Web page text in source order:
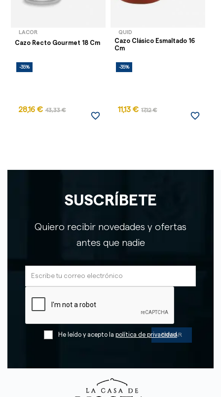
LACOR
Cazo Recto Gourmet 18 Cm
-35%
28,16 € 43,33 €
favorite_border
QUID
Cazo Clásico Esmaltado 16
Cm
-35%
11,13 € 17,12 €
favorite_border
SUSCRÍBETE
Quiero recibir novedades y ofertas
antes que nadie
He leído y acepto la política de privacidad